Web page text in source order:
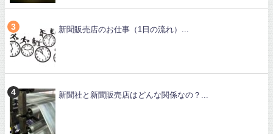
新聞販売店のお仕事（1日の流れ）...
新聞社と新聞販売店はどんな関係なの？...